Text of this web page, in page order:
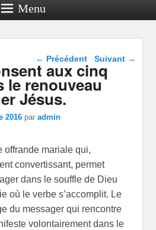
Menu
Navigation dans les
articles
← Précédent Suivant →
aux cinq
le renouveau
Jésus.
2016 paradmin
offrande mariale qui,
convertissant, permet
dans le souffle de Dieu
où le verbe s’accomplit. Le
du messager qui rencontre
volontairement dans le